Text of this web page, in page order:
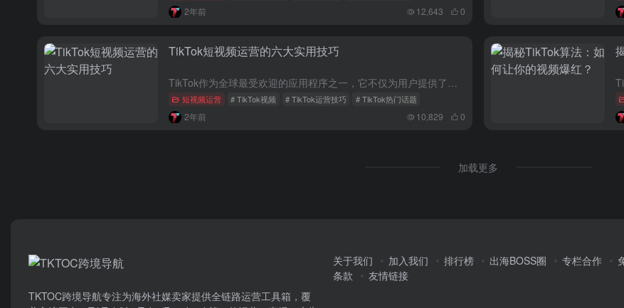
2年前 12,643 0
TikTok短视频运营的六大实用技巧
TikTok作为全球最受欢迎的应用程序之一，它不仅为用户提供了记录分享生活中美好时刻、交流全球创意的阵地，也给全球的企业提供了一个直接触达用户的平台。那么运营TikTok都有哪些使用技巧呢？ 一、保...
短视频运营 # TikTok视频 # TikTok运营技巧 # TikTok热门话题
2年前 10,829 0
加载更多
TKTOC跨境导航​专注为海外社媒卖家提供全链路运营工具箱，覆
关于我们 加入我们 排行榜 出海BOSS圈 专栏合作
条款
友情链接